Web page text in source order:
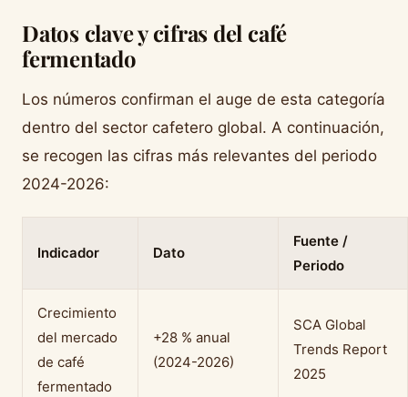
Datos clave y cifras del café
fermentado
Los números confirman el auge de esta categoría
dentro del sector cafetero global. A continuación,
se recogen las cifras más relevantes del periodo
2024-2026:
Indicador Dato
Fuente /
Periodo
Crecimiento
del mercado
de café
fermentado
+28 % anual
(2024-2026)
SCA Global
Trends Report
2025